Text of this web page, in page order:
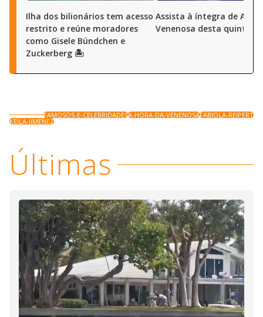
Ilha dos bilionários tem acesso
restrito e reúne moradores
como Gisele Bündchen e
Zuckerberg 🏝️
Assista à íntegra de A
Venenosa desta quinta (6)
FAMOSOS-E-CELEBRIDADESA-HORA-DA-VENENOSAFABIOLA-REIPERT
KEILA-JIMENEZ
Últimas